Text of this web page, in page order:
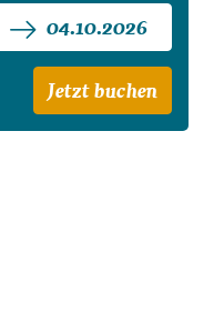
04.10.2026
Jetzt buchen